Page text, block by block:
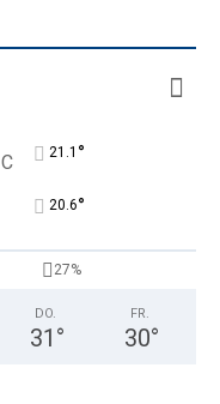
C 21.1 °
20.6°
27%
DO.
31 °
FR.
30°